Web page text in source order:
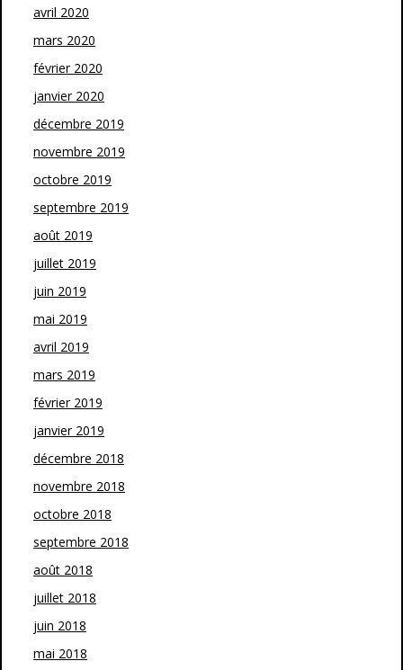
avril 2020
mars 2020
février 2020
janvier 2020
décembre 2019
novembre 2019
octobre 2019
septembre 2019
août 2019
juillet 2019
juin 2019
mai 2019
avril 2019
mars 2019
février 2019
janvier 2019
décembre 2018
novembre 2018
octobre 2018
septembre 2018
août 2018
juillet 2018
juin 2018
mai 2018